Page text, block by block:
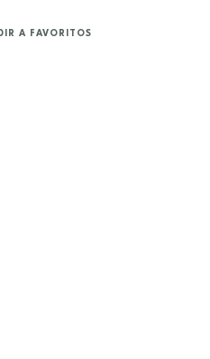
A FAVORITOS